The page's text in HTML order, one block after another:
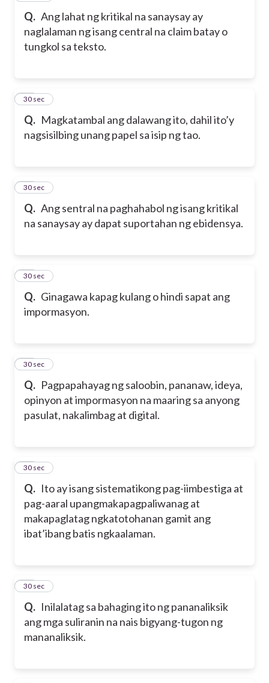
Q. Ang lahat ng kritikal na sanaysay ay
naglalaman ng isang central na claim batay o
tungkol sa teksto.
Q. Magkatambal ang dalawang ito, dahil ito’y
nagsisilbing unang papel sa isip ng tao.
42
30 sec
Q. Ang sentral na paghahabol ng isang kritikal
na sanaysay ay dapat suportahan ng ebidensya.
43
30 sec
Q. Ginagawa kapag kulang o hindi sapat ang
impormasyon.
44
30 sec
Q. Pagpapahayag ng saloobin, pananaw, ideya,
opinyon at impormasyon na maaring sa anyong
pasulat, nakalimbag at digital.
45
30 sec
Q. Ito ay isang sistematikong pag-iimbestiga at
pag-aaral upangmakapagpaliwanag at
makapaglatag ngkatotohanan gamit ang
ibat’ibang batis ngkaalaman.
46
30 sec
Q. Inilalatag sa bahaging ito ng pananaliksik
ang mga suliranin na nais bigyang-tugon ng
mananaliksik.
47
30 sec